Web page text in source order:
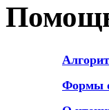
А
Формы